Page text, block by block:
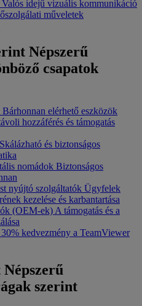
Valós idejű vizuális kommunikáció
műveletek
Népszerű
csapatok
Bárhonnan elérhető eszközök
hozzáférés és támogatás
Skálázható és biztonságos
nomádok Biztonságos
nyújtó szolgáltatók Ügyfelek
kezelése és karbantartása
(OEM-ek) A támogatás és a
30% kedvezmény a TeamViewer
Népszerű
szerint